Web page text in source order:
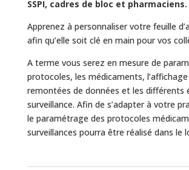
SSPI, cadres de bloc et pharmaciens.
Apprenez à personnaliser votre feuille
afin qu’elle soit clé en main pour vos
A terme vous serez en mesure de
protocoles, les médicaments, l’affichage
remontées de données et les différents
surveillance. Afin de s’adapter à votre
le paramétrage des protocoles
surveillances pourra être réalisé dans le